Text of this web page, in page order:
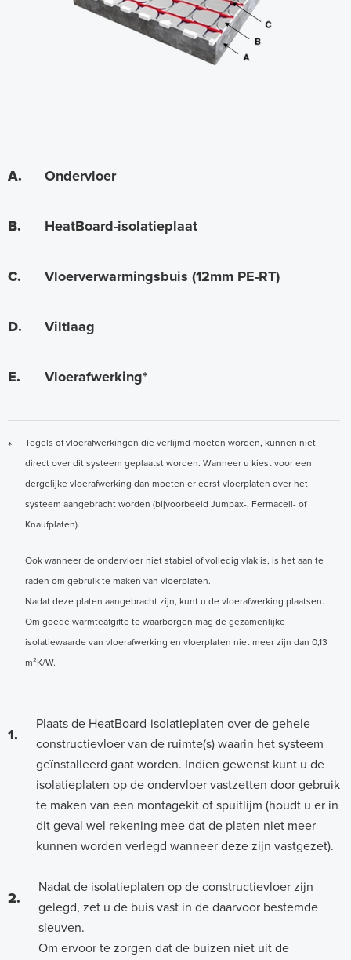
A. Ondervloer
B. HeatBoard-isolatieplaat
C. Vloerverwarmingsbuis (12mm PE-RT)
D. Viltlaag
E. Vloerafwerking*
*
Tegels of vloerafwerkingen die verlijmd moeten worden, kunnen niet
direct over dit systeem geplaatst worden. Wanneer u kiest voor een
dergelijke vloerafwerking dan moeten er eerst vloerplaten over het
systeem aangebracht worden (bijvoorbeeld Jumpax-, Fermacell- of
Knaufplaten).
Ook wanneer de ondervloer niet stabiel of volledig vlak is, is het aan te
raden om gebruik te maken van vloerplaten.
Nadat deze platen aangebracht zijn, kunt u de vloerafwerking plaatsen.
Om goede warmteafgifte te waarborgen mag de gezamenlijke
isolatiewaarde van vloerafwerking en vloerplaten niet meer zijn dan 0,13
m²K/W.
1.
Plaats de HeatBoard-isolatieplaten over de gehele
constructievloer van de ruimte(s) waarin het systeem
geïnstalleerd gaat worden. Indien gewenst kunt u de
isolatieplaten op de ondervloer vastzetten door gebruik
te maken van een montagekit of spuitlijm (houdt u er in
dit geval wel rekening mee dat de platen niet meer
kunnen worden verlegd wanneer deze zijn vastgezet).
2.
Nadat de isolatieplaten op de constructievloer zijn
gelegd, zet u de buis vast in de daarvoor bestemde
sleuven.
Om ervoor te zorgen dat de buizen niet uit de